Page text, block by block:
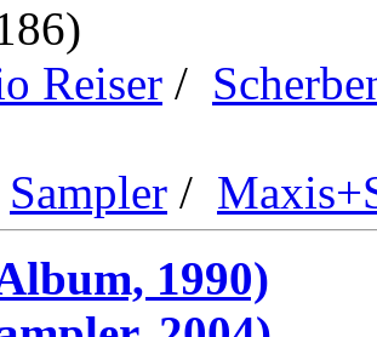
Reiser /
Sampler /
1990)